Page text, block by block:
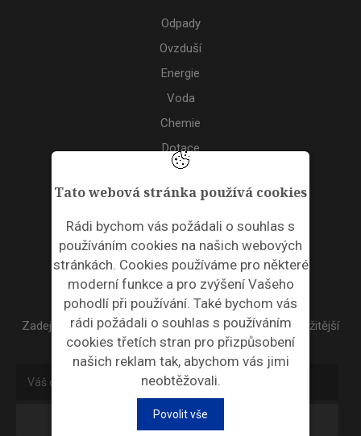
Tato webová stránka používá cookies
Rádi bychom vás požádali o souhlas s
používáním cookies na našich webových
stránkách. Cookies používáme pro některé
moderní funkce a pro zvýšení Vašeho
pohodlí při používání. Také bychom vás
rádi požádali o souhlas s používáním
cookies třetích stran pro přizpůsobení
našich reklam tak, abychom vás jimi
neobtěžovali.
Povolit vše
Odpady
Ovzduší
Energie
Voda
Chemie
Dotace
Akce
ODPADNÍ PLASTY
NEWSLETTER
Zadejte váš email a my Vám budeme zasílat ty nejdůležitější
informace, maximálně 1x týdně.
Odebírat